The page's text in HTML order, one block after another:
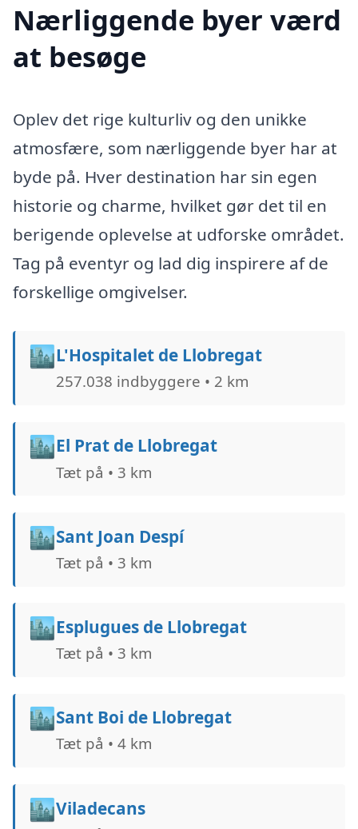
Nærliggende byer værd
at besøge
Oplev det rige kulturliv og den unikke
atmosfære, som nærliggende byer har at
byde på. Hver destination har sin egen
historie og charme, hvilket gør det til en
berigende oplevelse at udforske området.
Tag på eventyr og lad dig inspirere af de
forskellige omgivelser.
🏙️L'Hospitalet de Llobregat
257.038 indbyggere • 2 km
🏙️El Prat de Llobregat
Tæt på • 3 km
🏙️Sant Joan Despí
Tæt på • 3 km
🏙️Esplugues de Llobregat
Tæt på • 3 km
🏙️Sant Boi de Llobregat
Tæt på • 4 km
🏙️Viladecans